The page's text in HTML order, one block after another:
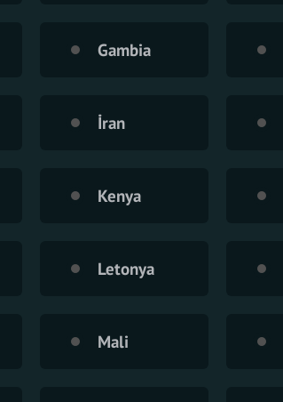
Gambia
İran
Kenya
Letonya
Mali